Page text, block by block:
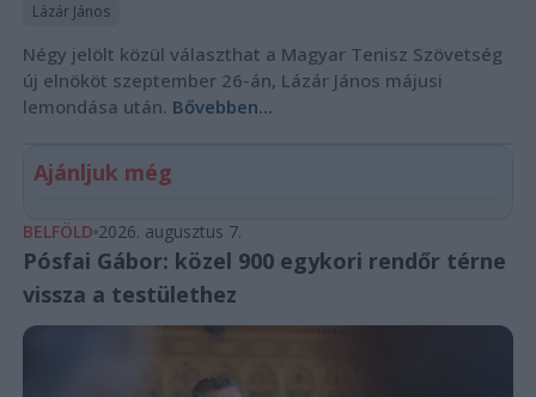
Lázár János
Négy jelölt közül választhat a Magyar Tenisz Szövetség
új elnököt szeptember 26-án, Lázár János májusi
lemondása után. Bővebben...
Ajánljuk még
BELFÖLD 2026. augusztus 7.
Pósfai Gábor: közel 900 egykori rendőr térne
vissza a testülethez